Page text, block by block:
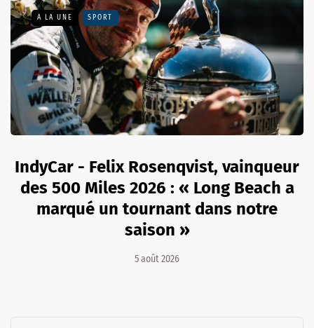
A LA UNE SPORT
IndyCar - Felix Rosenqvist, vainqueur
des 500 Miles 2026 : « Long Beach a
marqué un tournant dans notre
saison »
5 août 2026